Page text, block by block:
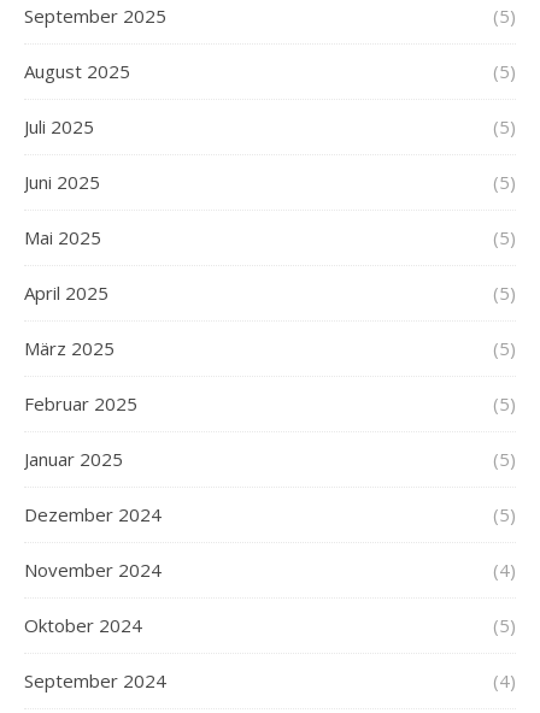
September 2025 (5)
August 2025 (5)
Juli 2025 (5)
Juni 2025 (5)
Mai 2025 (5)
April 2025 (5)
März 2025 (5)
Februar 2025 (5)
Januar 2025 (5)
Dezember 2024 (5)
November 2024 (4)
Oktober 2024 (5)
September 2024 (4)